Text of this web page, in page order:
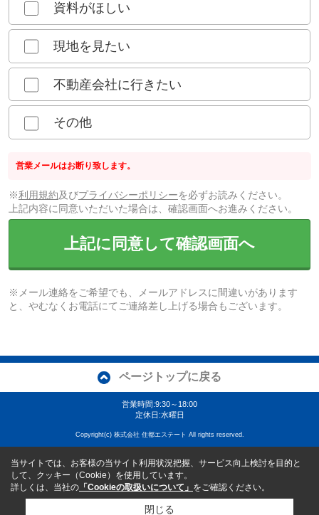
資料がほしい
現地を見たい
不動産会社に行きたい
その他
営業メールはお断り致します。
※利用規約及びプライバシーポリシーを必ずお読みください。
上記内容に同意いただいた場合は、確認画面へお進みください。
上記に同意して確認画面へ
※メール連絡をご希望でも、メールアドレスに間違いがあります
と、やむなくお電話にてご連絡差し上げる場合もございます。
ページトップに戻る
営業時間:9:30～18:00
定休日:水曜日
Copyright(c) 株式会社 住都エステート All rights reserved.
当サイトでは、お客様の当サイト利用状況把握、サービス向上検討を目的と
して、クッキー（Cookie）を使用しています。
詳しくは、当社の 「Cookieの取扱いについて」 をご確認ください。
閉じる